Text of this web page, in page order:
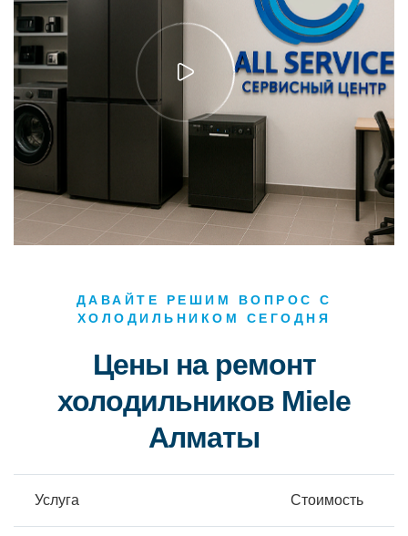
ДАВАЙТЕ РЕШИМ ВОПРОС С
ХОЛОДИЛЬНИКОМ СЕГОДНЯ
Цены на ремонт
холодильников Miele
Алматы
Услуга Стоимость